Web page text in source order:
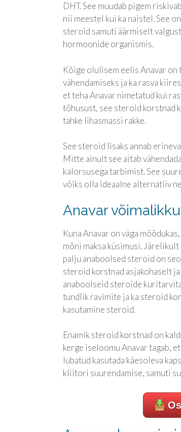
DHT. See muudab pigem
nii meestel kui ka naistel. See
steroid samuti äärmiselt
hormoonide organismis.
Kõige olulisem eelis Anavar on
vähendamiseks ja ka rasva
et teha Anavar nimetatud kui
tõhusust, see steroid korstnad
tahke lihasmassi rakke.
See steroid lisaks annab
Mitte ainult see aitab
kalorsusega tarbimist. See
võiks olla ideaalne alternatiiv
Anavar
Kuna Anavar on väga
mõni maksa küsimusi.
palju anaboolsed steroid on
steroid korstnad asjakohaselt
anaboolseid steroide
tundlik ravimite ja ka steroid
kasutamine steroid.
Enamik steroid korstnad on
kerge iseloomu Anavar tagab,
lubatud kasutada käesoleva
kliitori suurendamise, samuti